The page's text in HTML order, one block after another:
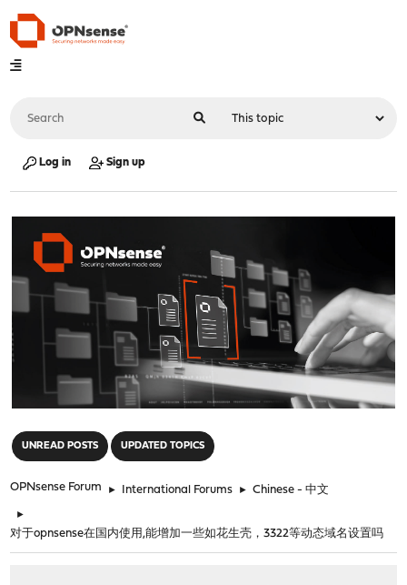
Log in Sign up
UNREAD POSTS UPDATED TOPICS
OPNsense Forum ► International Forums ► Chinese - 中文
►
对于opnsense在国内使用,能增加一些如花生壳，3322等动态域名设置吗